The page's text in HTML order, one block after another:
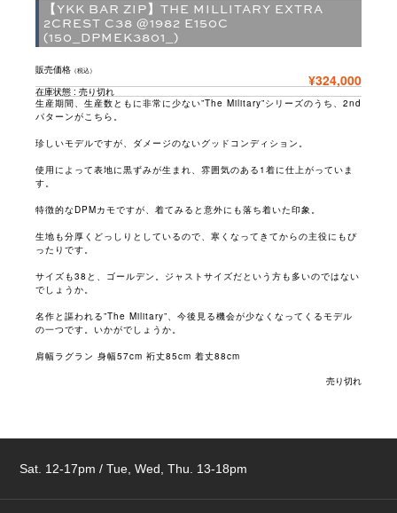
【YKK BAR ZIP】THE MILLITARY EXTRA
2CREST C38 @1982 E150C
(150_DPMEK3801_)
販売価格 （税込）
¥324,000
在庫状態 : 売り切れ
生産期間、生産数ともに非常に少ない”The Military”シリーズのうち、2nd
パターンがこちら。
珍しいモデルですが、ダメージのないグッドコンディション。
使用によって表地に黒ずみが生まれ、雰囲気のある1着に仕上がっていま
す。
特徴的なDPMカモですが、着てみると意外にも落ち着いた印象。
生地も分厚くどっしりとしているので、寒くなってきてからの主役にもぴ
ったりです。
サイズも38と、ゴールデン。ジャストサイズだという方も多いのではない
でしょうか。
名作と謳われる”The Military”、今後見る機会が少なくなってくるモデル
の一つです。いかがでしょうか。
肩幅ラグラン 身幅57cm 裄丈85cm 着丈88cm
売り切れ
Sat. 12-17pm / Tue, Wed, Thu. 13-18pm